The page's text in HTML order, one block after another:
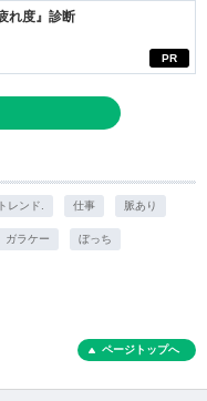
PR
れ度』診断
トレンド. 仕事 脈あり
ガラケー ぼっち
ページトップへ